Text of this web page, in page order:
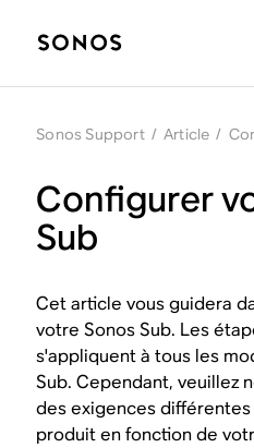
Sonos Support / Article /
Configurer
Sub
Cet article vous guidera
votre Sonos Sub. Les
s'appliquent à tous les
Sub. Cependant, veuillez
des exigences
produit en fonction de